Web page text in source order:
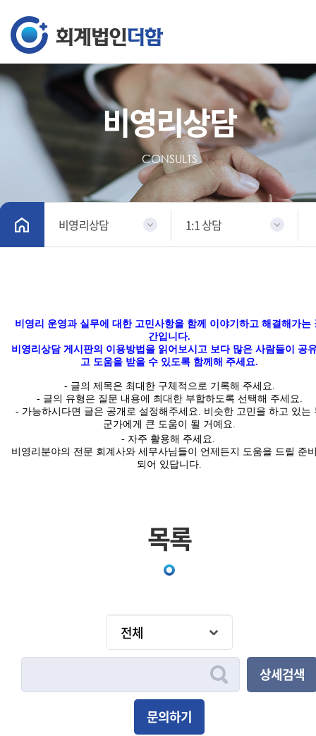
비영리상담
CONSULTS
비영리상담 1:1 상담
비영리 운영과 실무에 대한 고민사항을 함께 이야기하고 해결해가는
간입니다.
비영리상담 게시판의 이용방법을 읽어보시고 보다 많은 사람들이 공
고 도움을 받을 수 있도록 함께해 주세요.
- 글의 제목은 최대한 구체적 으로 기록해 주세요.
- 글의 유형은 질문 내용에 최대한 부합하도록 선택해 주세요.
- 가능하시다면 글은 공개 로 설정해주세요. 비슷한 고민을 하고 있는
군가에게 큰 도움이 될 거예요.
- 자주 활용해 주세요.
비영리분야의 전문 회계사와 세무사님들이 언제든지 도움을 드릴 준
되어 있답니다.
목록
상세검색
문의하기